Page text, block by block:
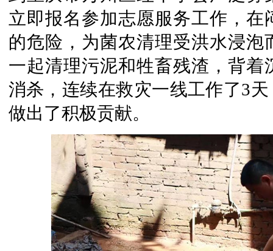
立即报名参加志愿服务工作，
的危险，为菌农清理受洪水浸
一起清理污泥和牲畜残渣，背
消杀，连续在救灾一线工作了3
做出了积极贡献。